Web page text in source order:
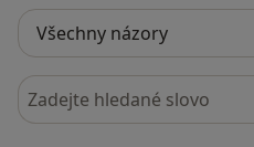
Hledejte v názorech